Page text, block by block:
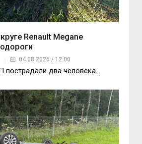
Renault Megane
04.08.2026 / 12:00
пострадали два человека…